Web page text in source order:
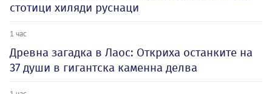
стотици хиляди руснаци
1 час
Древна загадка в Лаос: Откриха останките на
37 души в гигантска каменна делва